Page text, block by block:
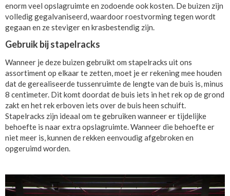
enorm veel opslagruimte en zodoende ook kosten. De buizen zijn
volledig gegalvaniseerd, waardoor roestvorming tegen wordt
gegaan en ze steviger en krasbestendig zijn.
Gebruik bij stapelracks
Wanneer je deze buizen gebruikt om stapelracks uit ons
assortiment op elkaar te zetten, moet je er rekening mee houden
dat de gerealiseerde tussenruimte de lengte van de buis is, minus
8 centimeter. Dit komt doordat de buis iets in het rek op de grond
zakt en het rek erboven iets over de buis heen schuift.
Stapelracks zijn ideaal om te gebruiken wanneer er tijdelijke
behoefte is naar extra opslagruimte. Wanneer die behoefte er
niet meer is, kunnen de rekken eenvoudig afgebroken en
opgeruimd worden.